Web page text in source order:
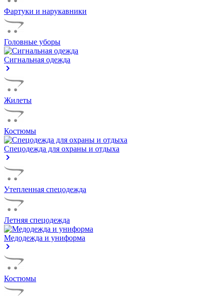
Фартуки и нарукавники
Головные уборы
Сигнальная одежда
Жилеты
Костюмы
Спецодежда для охраны и отдыха
Утепленная спецодежда
Летняя спецодежда
Медодежда и униформа
Костюмы